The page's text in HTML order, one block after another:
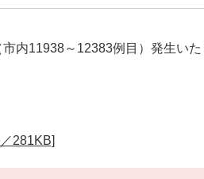
内11938～12383例目）発生いた
281KB]